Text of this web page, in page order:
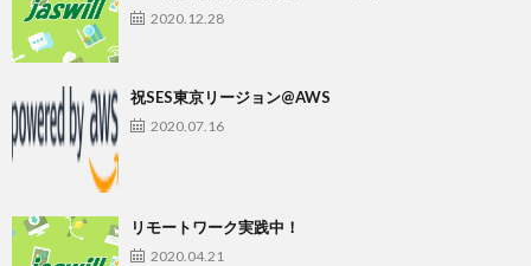
2020.12.28
祝SES東京リージョン@AWS
2020.07.16
リモートワーク実践中！
2020.04.21